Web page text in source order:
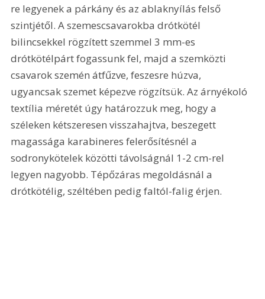
re legyenek a párkány és az ablaknyílás felső
szintjétől. A szemescsavarokba drótkötél
bilincsekkel rögzített szemmel 3 mm-es
drótkötélpárt fogassunk fel, majd a szemközti
csavarok szemén átfűzve, feszesre húzva,
ugyancsak szemet képezve rögzítsük. Az árnyékoló
textília méretét úgy határozzuk meg, hogy a
széleken kétszeresen visszahajtva, beszegett
magassága karabineres felerősítésnél a
sodronykötelek közötti távolságnál 1-2 cm-rel
legyen nagyobb. Tépőzáras megoldásnál a
drótkötélig, széltében pedig faltól-falig érjen.